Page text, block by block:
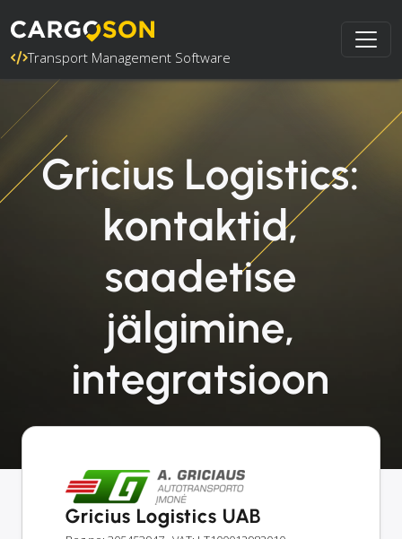
Transport Management Software
Gricius Logistics:
kontaktid,
saadetise
jälgimine,
integratsioon
Gricius Logistics UAB